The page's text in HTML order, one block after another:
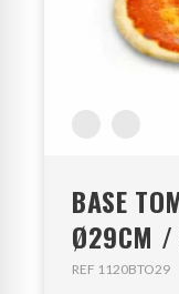
BASE
Ø29CM /
REF 1120BTO29